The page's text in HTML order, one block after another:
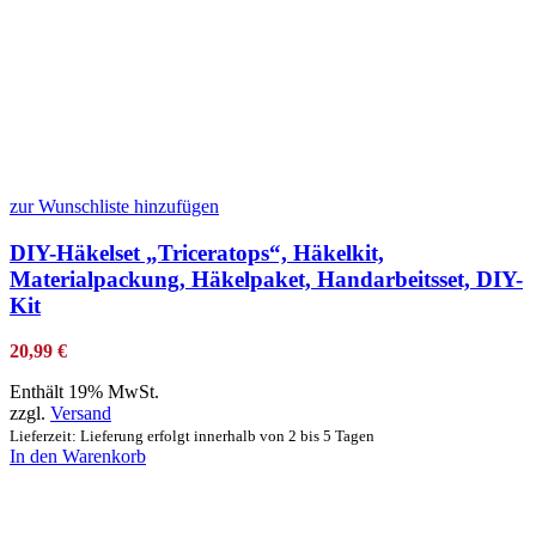
zur Wunschliste hinzufügen
DIY-Häkelset „Triceratops“, Häkelkit,
Materialpackung, Häkelpaket, Handarbeitsset, DIY-
Kit
20,99 €
Enthält 19% MwSt.
zzgl. Versand
Lieferzeit: Lieferung erfolgt innerhalb von 2 bis 5 Tagen
In den Warenkorb